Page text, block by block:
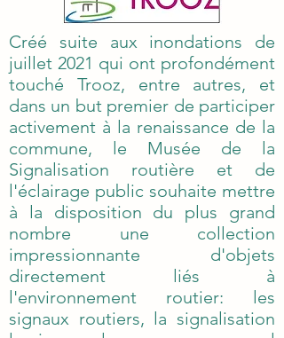
Créé suite aux inondations de juillet
2021 qui ont profondément touché
Trooz, entre autres, et dans un but
premier de participer activement à
la renaissance de la commune, le
Musée de la Signalisation routière et
de l'éclairage public souhaite mettre
à la disposition du plus grand nombre
une collection impressionnante
d'objets directement liés à
l'environnement routier: les signaux
routiers, la signalisation lumineuse,
Créé suite aux inondations de
juillet 2021 qui ont profondément
touché Trooz, entre autres, et
dans un but premier de participer
activement à la renaissance de la
commune, le Musée de la
Signalisation routière et de
l'éclairage public souhaite mettre
à la disposition du plus grand
nombre une collection
impressionnante d'objets
directement liés à
l'environnement routier: les
signaux routiers, la signalisation